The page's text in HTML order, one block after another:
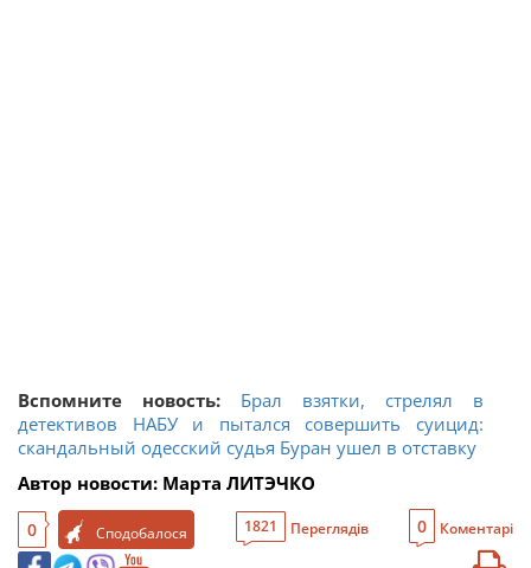
Вспомните новость: Брал взятки, стрелял в
детективов НАБУ и пытался совершить суицид:
скандальный одесский судья Буран ушел в отставку
Автор новости: Марта ЛИТЭЧКО
0 Сподобалося 1821 Переглядів 0 Коментарі